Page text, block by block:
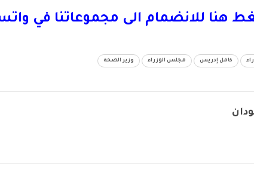
هنا للانضمام الى مجموعاتنا في
كامل إدريس مجلس الوزراء وزير الصحة